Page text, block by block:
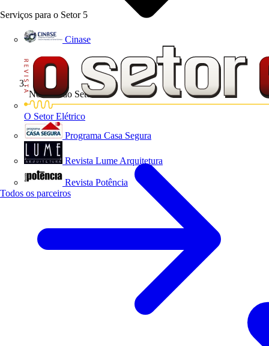
Serviços para o Setor 5
Cinase
O Setor Elétrico
Programa Casa Segura
Revista Lume Arquitetura
Revista Potência
Todos os parceiros
Notícias do Setor